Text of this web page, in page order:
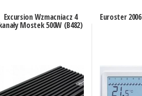
Excursion Wzmacniacz 4
Mostek 500W (B482)
Euroster 2006